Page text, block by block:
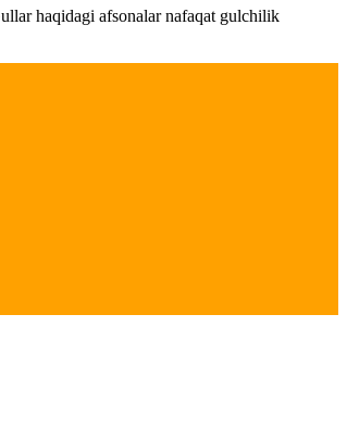
haqidagi afsonalar nafaqat gulchilik